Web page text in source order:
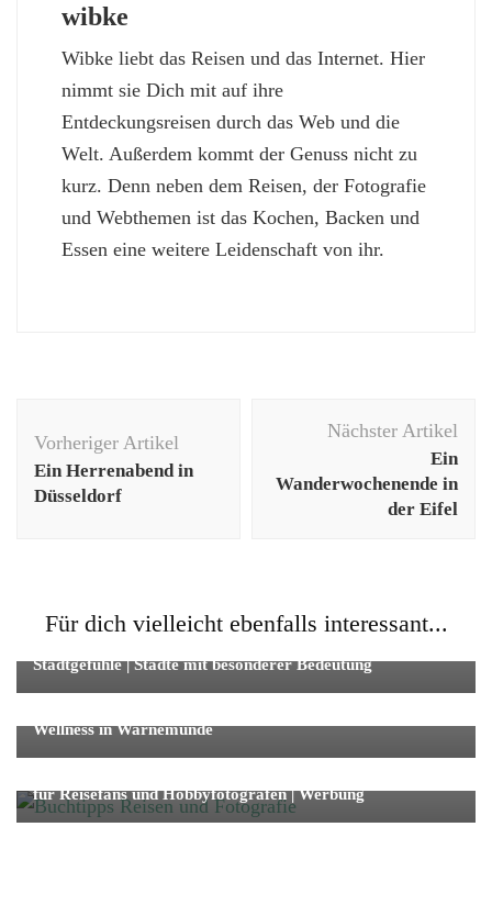
wibke
Wibke liebt das Reisen und das Internet. Hier
nimmt sie Dich mit auf ihre
Entdeckungsreisen durch das Web und die
Welt. Außerdem kommt der Genuss nicht zu
kurz. Denn neben dem Reisen, der Fotografie
und Webthemen ist das Kochen, Backen und
Essen eine weitere Leidenschaft von ihr.
Vorheriger Artikel
Ein Herrenabend in
Düsseldorf
Nächster Artikel
Ein
Wanderwochenende in
der Eifel
Für dich vielleicht ebenfalls interessant...
Reise Städtetrip
Stadtgefühle | Städte mit besonderer Bedeutung
Wellness in Warnemünde
für Reisefans und Hobbyfotografen | Werbung